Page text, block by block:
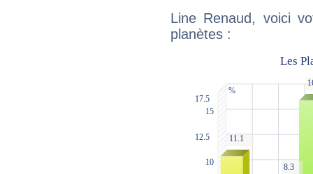
Line Renaud, voici
planètes :